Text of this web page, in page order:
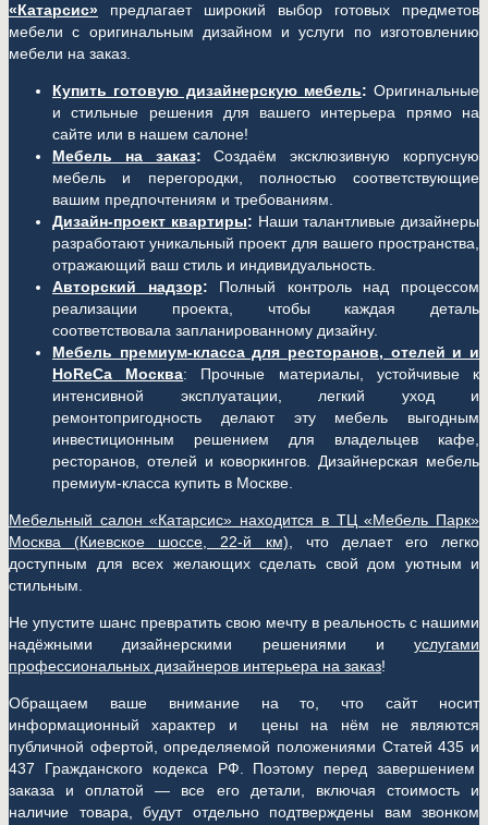
«Катарсис»
предлагает широкий выбор готовых предметов
мебели с оригинальным дизайном и услуги по изготовлению
мебели на заказ.
Купить готовую дизайнерскую мебель: Оригинальные
и стильные решения для вашего интерьера прямо на
сайте или в нашем салоне!
Мебель на заказ: Создаём эксклюзивную корпусную
мебель и перегородки, полностью соответствующие
вашим предпочтениям и требованиям.
Дизайн-проект квартиры: Наши талантливые дизайнеры
разработают уникальный проект для вашего пространства,
отражающий ваш стиль и индивидуальность.
Авторский надзор: Полный контроль над процессом
реализации проекта, чтобы каждая деталь
соответствовала запланированному дизайну.
Мебель премиум-класса для ресторанов, отелей и и
HoReCa Москва: Прочные материалы, устойчивые к
интенсивной эксплуатации, легкий уход и
ремонтопригодность делают эту мебель выгодным
инвестиционным решением для владельцев кафе,
ресторанов, отелей и коворкингов. Дизайнерская мебель
премиум-класса купить в Москве.
Мебельный салон «Катарсис» находится в ТЦ «Мебель Парк»
Москва (Киевское шоссе, 22-й км) , что делает его легко
доступным для всех желающих сделать свой дом уютным и
стильным.
Не упустите шанс превратить свою мечту в реальность с нашими
надёжными дизайнерскими решениями и услугами
профессиональных дизайнеров интерьера на заказ!
Обращаем ваше внимание на то, что сайт носит
информационный характер и цены на нём не являются
публичной офертой, определяемой положениями Статей 435 и
437 Гражданского кодекса РФ. Поэтому перед завершением
заказа и оплатой — все его детали, включая стоимость и
наличие товара, будут отдельно подтверждены вам звонком